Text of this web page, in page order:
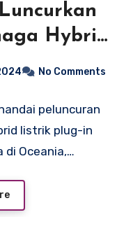
Hybrid
No Comments
peluncuran
listrik plug-in
di Oceania,…